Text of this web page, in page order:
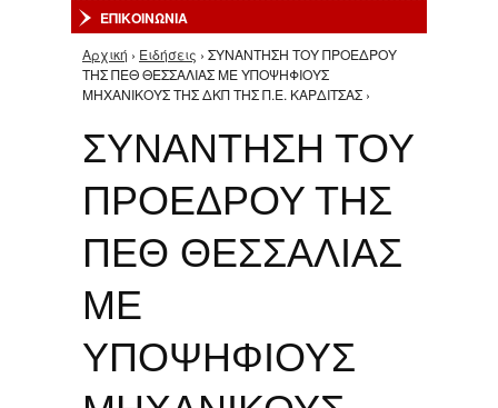
ΕΠΙΚΟΙΝΩΝΙΑ
Είστε εδώ
Αρχική › Ειδήσεις › ΣΥΝΑΝΤΗΣΗ ΤΟΥ ΠΡΟΕΔΡΟΥ
ΤΗΣ ΠΕΘ ΘΕΣΣΑΛΙΑΣ ΜΕ ΥΠΟΨΗΦΙΟΥΣ
ΜΗΧΑΝΙΚΟΥΣ ΤΗΣ ΔΚΠ ΤΗΣ Π.Ε. ΚΑΡΔΙΤΣΑΣ ›
ΣΥΝΑΝΤΗΣΗ ΤΟΥ
ΠΡΟΕΔΡΟΥ ΤΗΣ
ΠΕΘ ΘΕΣΣΑΛΙΑΣ
ΜΕ
ΥΠΟΨΗΦΙΟΥΣ